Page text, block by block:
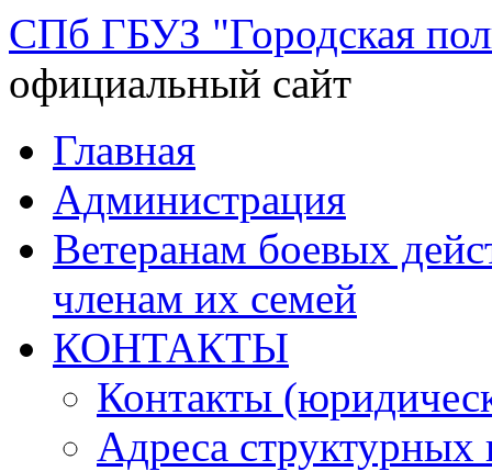
СПб ГБУЗ "Городская
официальный сайт
Перейти
содержимому
Главная
Администрация
Ветеранам боевых
членам их семей
КОНТАКТЫ
Контакты
Адреса структурных